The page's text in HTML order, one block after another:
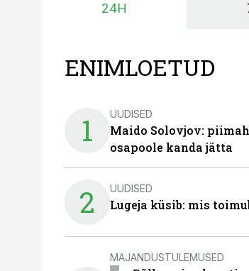
24H
ENIMLOETUD
1 UUDISED
Maido Solovjov:
osapoole kanda jätta
2 UUDISED
Lugeja küsib: mis
MAJANDUSTULEMUSED